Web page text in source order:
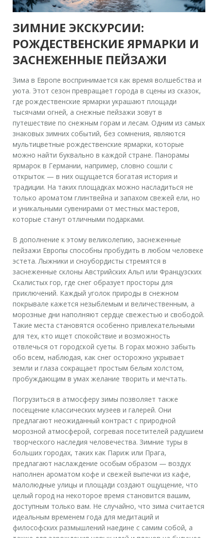
ЗИМНИЕ ЭКСКУРСИИ:
РОЖДЕСТВЕНСКИЕ ЯРМАРКИ И
ЗАСНЕЖЕННЫЕ ПЕЙЗАЖИ
Зима в Европе воспринимается как время волшебства и
уюта. Этот сезон превращает города в сцены из сказок,
где рождественские ярмарки украшают площади
тысячами огней, а снежные пейзажи зовут в
путешествие по снежным горам и лесам. Одним из самых
знаковых зимних событий, без сомнения, являются
мультицветные рождественские ярмарки, которые
можно найти буквально в каждой стране. Панорамы
ярмарок в Германии, например, словно сошли с
открыток — в них ощущается богатая история и
традиции. На таких площадках можно насладиться не
только ароматом глинтвейна и запахом свежей ели, но
и уникальными сувенирами от местных мастеров,
которые станут отличными подарками.
В дополнение к этому великолепию, заснеженные
пейзажи Европы способны пробудить в любом человеке
эстета. Лыжники и сноубордисты стремятся в
заснеженные склоны Австрийских Альп или Французских
Скалистых гор, где снег образует просторы для
приключений. Каждый уголок природы в снежном
покрывале кажется незыблемым и величественным, а
морозные дни наполняют сердце свежестью и свободой.
Такие места становятся особенно привлекательными
для тех, кто ищет спокойствие и возможность
отвлечься от городской суеты. В горах можно забыть
обо всем, наблюдая, как снег осторожно укрывает
земли и глаза сокращает простым белым холстом,
пробуждающим в умах желание творить и мечтать.
Погрузиться в атмосферу зимы позволяет также
посещение классических музеев и галерей. Они
предлагают неожиданный контраст с природной
морозной атмосферой, согревая посетителей радушием
творческого наследия человечества. Зимние туры в
больших городах, таких как Париж или Прага,
предлагают наслаждение особым образом — воздух
наполнен ароматом кофе и свежей выпечки из кафе,
малолюдные улицы и площади создают ощущение, что
целый город на некоторое время становится вашим,
доступным только вам. Не случайно, что зима считается
идеальным временем года для медитаций и
философских размышлений наедине с самим собой, а